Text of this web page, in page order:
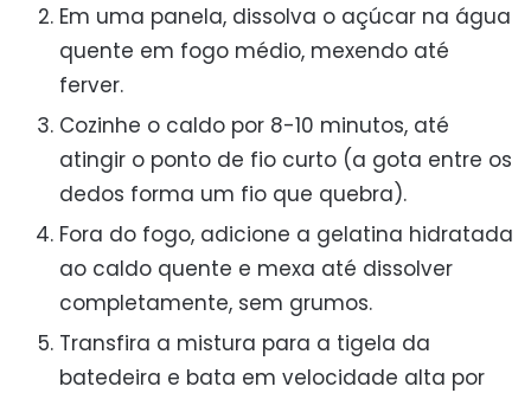
Em uma panela, dissolva o açúcar na água
quente em fogo médio, mexendo até
ferver.
Cozinhe o caldo por 8-10 minutos, até
atingir o ponto de fio curto (a gota entre os
dedos forma um fio que quebra).
Fora do fogo, adicione a gelatina hidratada
ao caldo quente e mexa até dissolver
completamente, sem grumos.
Transfira a mistura para a tigela da
batedeira e bata em velocidade alta por